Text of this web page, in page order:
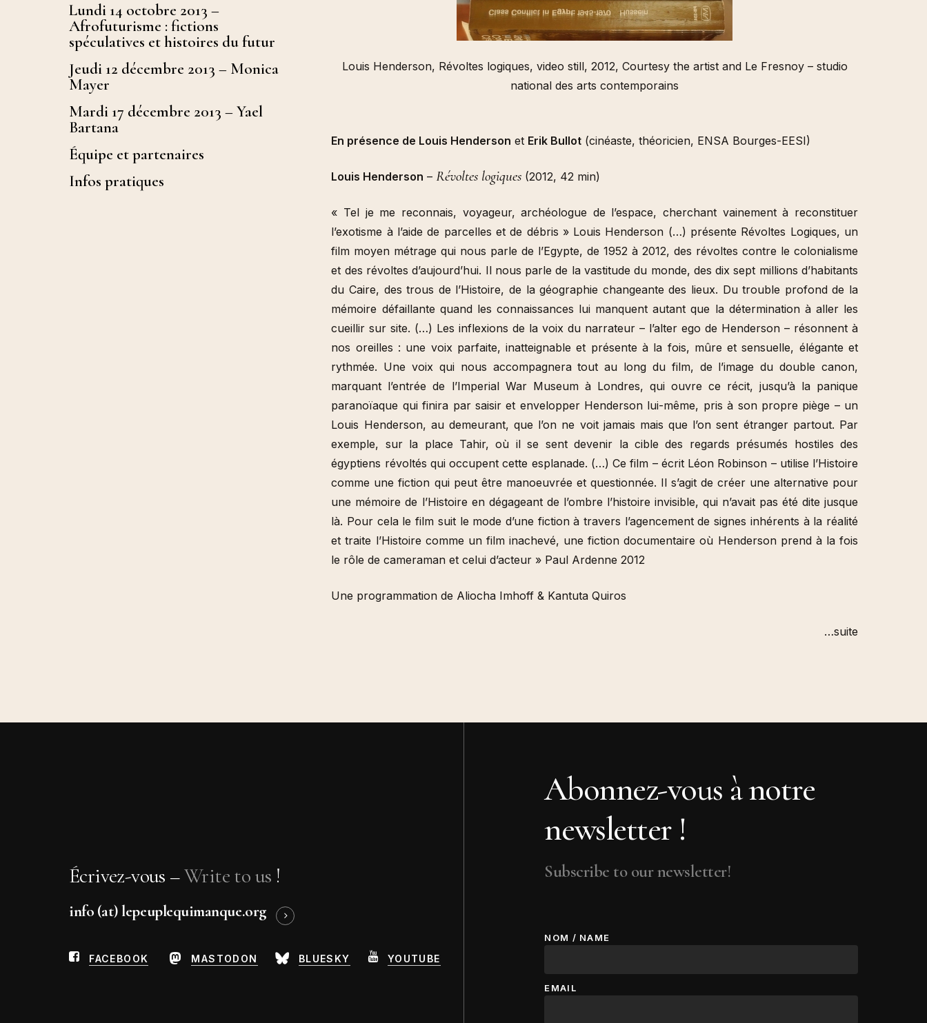
Louis Henderson, Révoltes logiques, video still, 2012, Courtesy the artist and Le Fresnoy – studio
national des arts contemporains
En présence de Louis Henderson et Erik Bullot (cinéaste, théoricien, ENSA Bourges-EESI)
Louis Henderson – Révoltes logiques (2012, 42 min)
« Tel je me reconnais, voyageur, archéologue de l’espace, cherchant vainement à reconstituer
l’exotisme à l’aide de parcelles et de débris » Louis Henderson (…) présente Révoltes Logiques, un
film moyen métrage qui nous parle de l’Egypte, de 1952 à 2012, des révoltes contre le colonialisme
et des révoltes d’aujourd’hui. Il nous parle de la vastitude du monde, des dix sept millions d’habitants
du Caire, des trous de l’Histoire, de la géographie changeante des lieux. Du trouble profond de la
mémoire défaillante quand les connaissances lui manquent autant que la détermination à aller les
cueillir sur site. (…) Les inflexions de la voix du narrateur – l’alter ego de Henderson – résonnent à
nos oreilles : une voix parfaite, inatteignable et présente à la fois, mûre et sensuelle, élégante et
rythmée. Une voix qui nous accompagnera tout au long du film, de l’image du double canon,
marquant l’entrée de l’Imperial War Museum à Londres, qui ouvre ce récit, jusqu’à la panique
paranoïaque qui finira par saisir et envelopper Henderson lui-même, pris à son propre piège – un
Louis Henderson, au demeurant, que l’on ne voit jamais mais que l’on sent étranger partout. Par
exemple, sur la place Tahir, où il se sent devenir la cible des regards présumés hostiles des
égyptiens révoltés qui occupent cette esplanade. (…) Ce film – écrit Léon Robinson – utilise l’Histoire
comme une fiction qui peut être manoeuvrée et questionnée. Il s’agit de créer une alternative pour
une mémoire de l’Histoire en dégageant de l’ombre l’histoire invisible, qui n’avait pas été dite jusque
là. Pour cela le film suit le mode d’une fiction à travers l’agencement de signes inhérents à la réalité
et traite l’Histoire comme un film inachevé, une fiction documentaire où Henderson prend à la fois
le rôle de cameraman et celui d’acteur » Paul Ardenne 2012
Une programmation de Aliocha Imhoff & Kantuta Quiros
…suite
Lundi 14 octobre 2013 –
Afrofuturisme : fictions
spéculatives et histoires du futur
Jeudi 12 décembre 2013 – Monica
Mayer
Mardi 17 décembre 2013 – Yael
Bartana
Équipe et partenaires
Infos pratiques
Écrivez-vous –Write to us !
info (at) lepeuplequimanque.org
FACEBOOK MASTODON BLUESKY YOUTUBE
Abonnez-vous à notre
newsletter !
Subscribe to our newsletter!
NOM / NAME
EMAIL